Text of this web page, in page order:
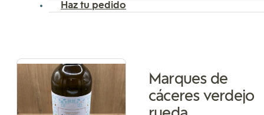
Haz tu pedido
Marques de
cáceres verdejo